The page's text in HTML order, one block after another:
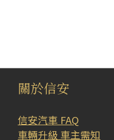
關於信安
信安汽車 FAQ
車輛升級 車主需知